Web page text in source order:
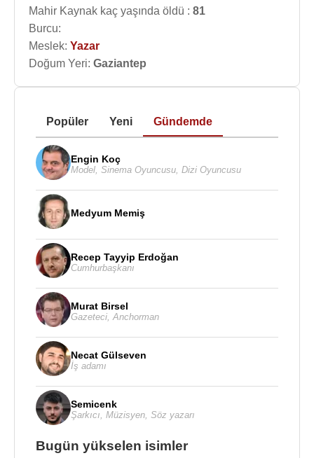
Mahir Kaynak kaç yaşında öldü : 81
Burcu:
Meslek: Yazar
Doğum Yeri: Gaziantep
Popüler Yeni Gündemde
Engin Koç
Model Sinema Oyuncusu Dizi Oyuncusu
Medyum Memiş
Recep Tayyip Erdoğan
Cumhurbaşkanı
Murat Birsel
Gazeteci Anchorman
Necat Gülseven
İş adamı
Semicenk
Şarkıcı Müzisyen Söz yazarı
Bugün yükselen isimler